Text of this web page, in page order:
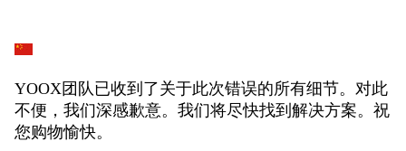
YOOX团队已收到了关于此次错误的所有细节。对此
不便，我们深感歉意。我们将尽快找到解决方案。祝
您购物愉快。